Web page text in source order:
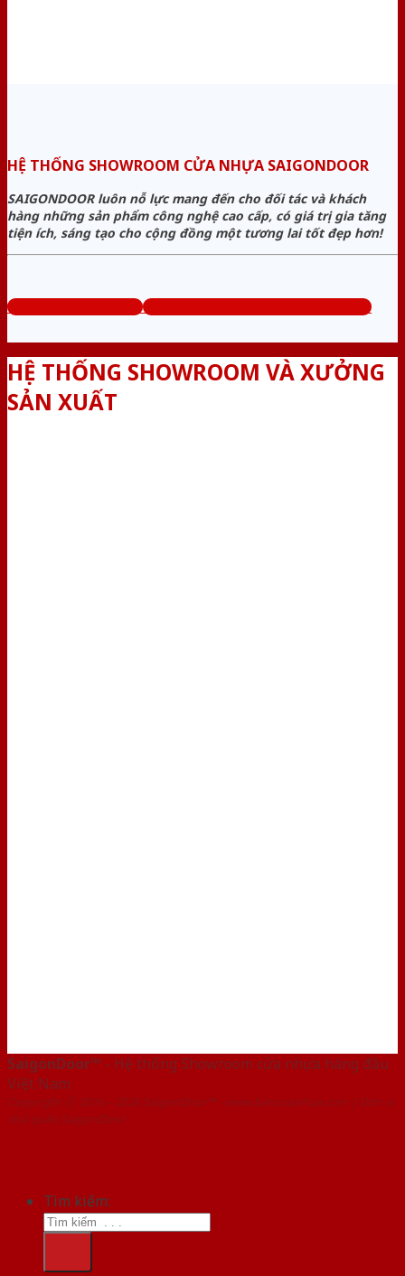
HỆ THỐNG SHOWROOM CỬA NHỰA SAIGONDOOR
SAIGONDOOR luôn nỗ lực mang đến cho đối tác và khách
hàng những sản phẩm công nghệ cao cấp, có giá trị gia tăng
tiện ích, sáng tạo cho cộng đồng một tương lai tốt đẹp hơn!
www.bancuanhua.com Tổng đài tư vấn miễn phí: 0824.400.400
HỆ THỐNG SHOWROOM VÀ XƯỞNG
SẢN XUẤT
SaigonDoor™ - Hệ thống Showroom cửa nhựa hàng đầu
Việt Nam
Copyright ⓒ 2016 – 2026 SaigonDoor™ - www.bancuanhua.com | Đơn vị
chủ quản SaigonDoor
Tìm kiếm: